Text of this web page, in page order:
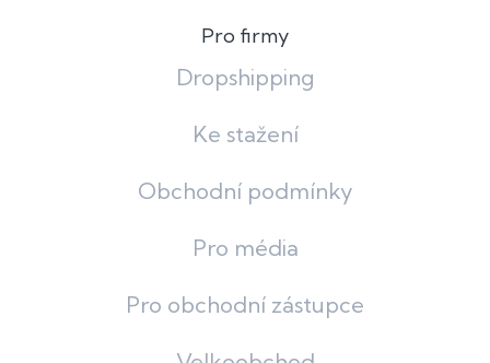
Pro firmy
Dropshipping
Ke stažení
Obchodní podmínky
Pro média
Pro obchodní zástupce